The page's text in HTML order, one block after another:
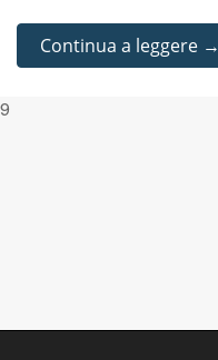
Continua a leggere →
9